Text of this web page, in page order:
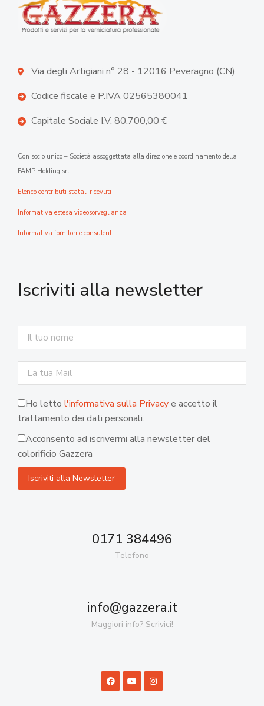
Via degli Artigiani n° 28 - 12016 Peveragno (CN)
Codice fiscale e P.IVA 02565380041
Capitale Sociale I.V. 80.700,00 €
Con socio unico – Società assoggettata alla direzione e coordinamento della
FAMP Holding srl
Elenco contributi statali ricevuti
Informativa estesa videosorveglianza
Informativa fornitori e consulenti
Iscriviti alla newsletter
Ho letto l'informativa sulla Privacye accetto il
trattamento dei dati personali.
Acconsento ad iscrivermi alla newsletter del
colorificio Gazzera
0171 384496
Telefono
info@gazzera.it
Maggiori info? Scrivici!